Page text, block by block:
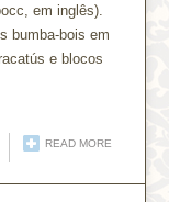
em inglês).
bumba-bois em
e blocos
READ MORE